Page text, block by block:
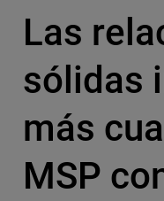
Las
sólidas
más
MSP